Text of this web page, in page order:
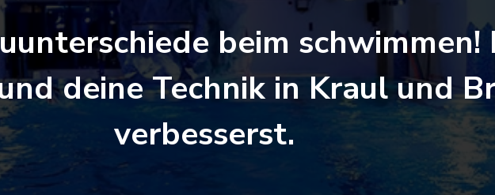
beim schwimmen!
deine Technik in Kraul und
verbesserst.